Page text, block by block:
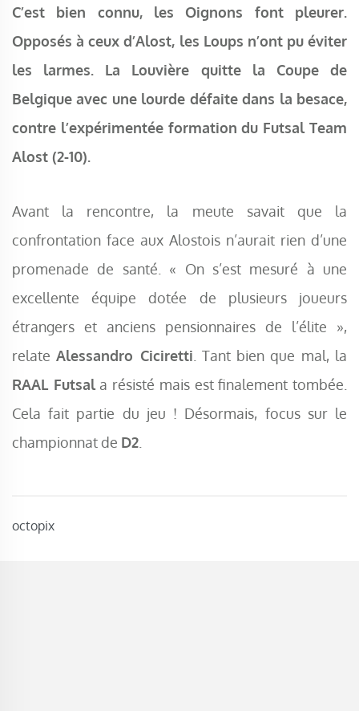
octopix
C’est bien connu, les Oignons font pleurer.
Opposés à ceux d’Alost, les Loups n’ont pu éviter
les larmes. La Louvière quitte la Coupe de
Belgique avec une lourde défaite dans la besace,
contre l’expérimentée formation du Futsal Team
Alost (2-10).
Avant la rencontre, la meute savait que la
confrontation face aux Alostois n’aurait rien d’une
promenade de santé. « On s’est mesuré à une
excellente équipe dotée de plusieurs joueurs
étrangers et anciens pensionnaires de l’élite »,
relateAlessandro Ciciretti . Tant bien que mal, la
RAAL Futsala résisté mais est finalement tombée.
Cela fait partie du jeu ! Désormais, focus sur le
championnat de D2